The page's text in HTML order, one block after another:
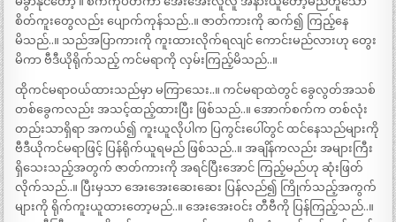
စိတ်ကူးတွေလည်း ပျောက်ကုန်သည်..။ ဇာတ်ကားကို ဆက်၍ ကြည့်နေ
မိသည်..။ သည်အပြာကားကို ကူးထားလိုက်ရလျင် ကောင်းမည်လားဟု တွေး
မိကာ ဗီဒီယိုရိုက်သည့် ကင်မရာကို လှမ်းကြည့်မိသည်..။
ထိုကင်မရာဝယ်ထားသည်မှာ မကြာသေး..။ ကင်မရာထဲတွင် ခွေလွတ်အသစ်
တစ်ခွေကလည်း အသင့်ထည့်ထားပြီး ဖြစ်သည်..။ အောက်စက်က တစ်လုံး
တည်းသာရှိရာ အကယ်၍ ကူးယူလိုပါက ပြကွင်းပေါ်တွင် ထင်နေသည်များကို
ဗီဒီယိုကင်မရာဖြင့် ပြန်ရိုက်ယူရမည် ဖြစ်သည်..။ အချိန်ကလည်း အများကြီး
ရှိသေးသည့်အတွက် ဇာတ်ကားကို အရင်ပြီးအောင် ကြည့်မည်ဟု ဆုံးဖြတ်
လိုက်သည်..။ ပြီးမှသာ အေးအေးဆေးဆေး ပြန်လည်၍ ကြိုက်သည့်အကွက်
များကို ရိုက်ကူးယူထားတော့မည်..။ အေးအေးဝင်း တီဗီကို ပြန်ကြည့်သည်..။